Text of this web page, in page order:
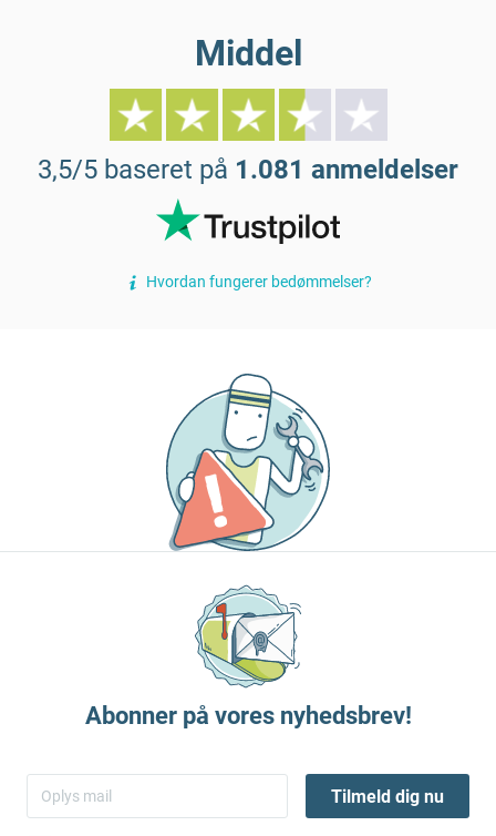
Middel
3,5/5 baseret på 1.081 anmeldelser
Hvordan fungerer bedømmelser?
Abonner på vores nyhedsbrev!
Tilmeld dig nu